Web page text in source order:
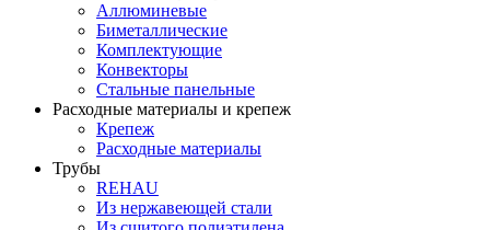
Аллюминевые
Биметаллические
Комплектующие
Конвекторы
Стальные панельные
Расходные материалы и крепеж
Крепеж
Расходные материалы
Трубы
REHAU
Из нержавеющей стали